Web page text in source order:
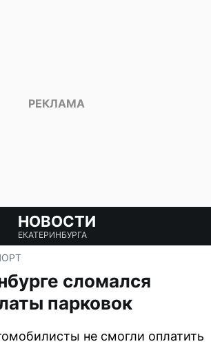
НОВОСТИ
ЕКАТЕРИНБУРГА
сломался
парковок
не смогли оплатить